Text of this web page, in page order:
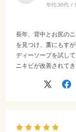
年代:30代
長年、背中とお尻の
を見つけ、藁にもす
ディーソープを試し
ニキビが改善されて